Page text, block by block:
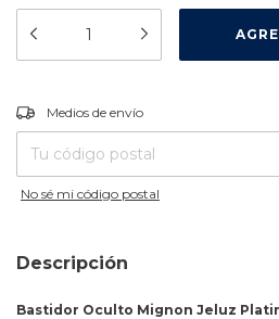
Entregas para el CP:
Medios de envío
No sé mi código postal
Descripción
Bastidor Oculto Mignon Jeluz